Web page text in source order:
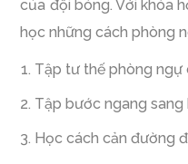
của đội bóng. Với khóa
học những cách phòng
Tập tư thế phòng ngự
Tập bước ngang sang
Học cách cản đường